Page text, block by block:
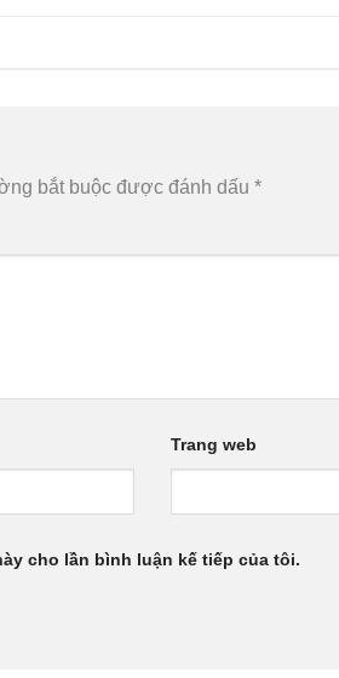
bắt buộc được đánh dấu *
Trang web
cho lần bình luận kế tiếp của tôi.